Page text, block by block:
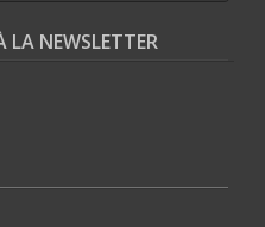
LA NEWSLETTER